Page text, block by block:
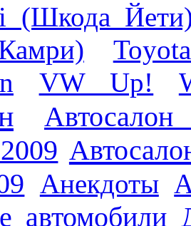
(Шкода
VW Up!
Анекдоты
автомобили